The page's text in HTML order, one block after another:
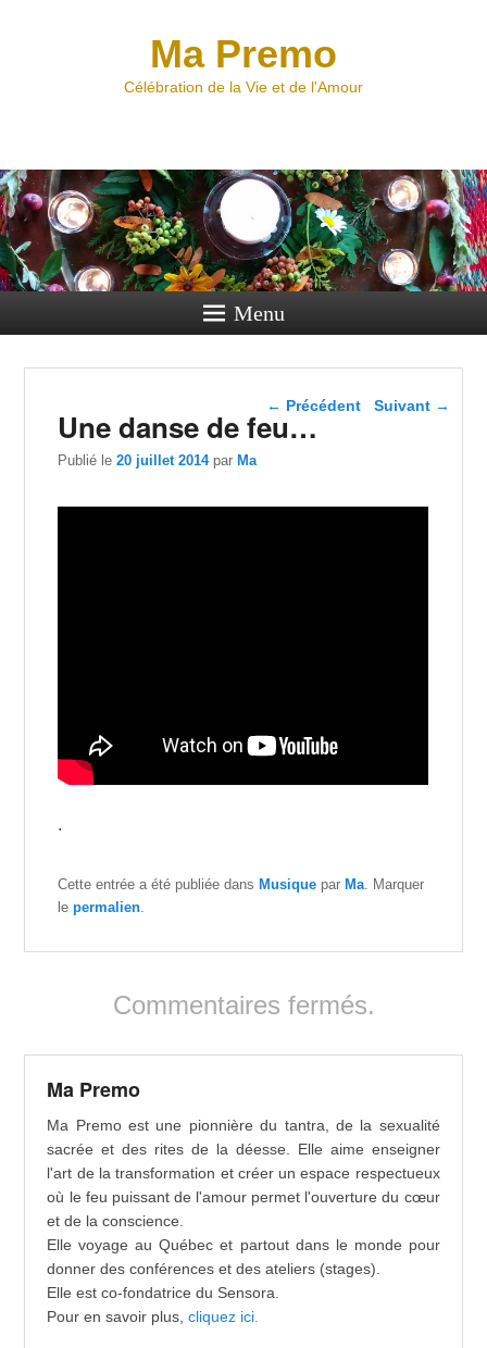
Ma Premo
Célébration de la Vie et de l'Amour
Menu
Navigation dans les
← Précédent Suivant →
Une danse de feu…
Publié le20 juillet 2014 parMa
.
Cette entrée a été publiée dans Musique par Ma. Marquer
lepermalien.
Commentaires fermés.
Ma Premo
Ma Premo est une pionnière du tantra, de la sexualité
sacrée et des rites de la déesse. Elle aime enseigner
l'art de la transformation et créer un espace respectueux
où le feu puissant de l'amour permet l'ouverture du cœur
et de la conscience.
Elle voyage au Québec et partout dans le monde pour
donner des conférences et des ateliers (stages).
Elle est co-fondatrice du Sensora.
Pour en savoir plus,cliquez ici.